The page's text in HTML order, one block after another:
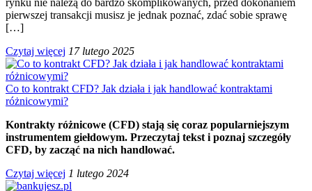
rynku nie należą do bardzo skomplikowanych, przed dokonaniem
pierwszej transakcji musisz je jednak poznać, zdać sobie sprawę
[…]
Czytaj więcej 17 lutego 2025
Co to kontrakt CFD? Jak działa i jak handlować kontraktami
różnicowymi?
Kontrakty różnicowe (CFD) stają się coraz popularniejszym
instrumentem giełdowym. Przeczytaj tekst i poznaj szczegóły
CFD, by zacząć na nich handlować.
Czytaj więcej 1 lutego 2024